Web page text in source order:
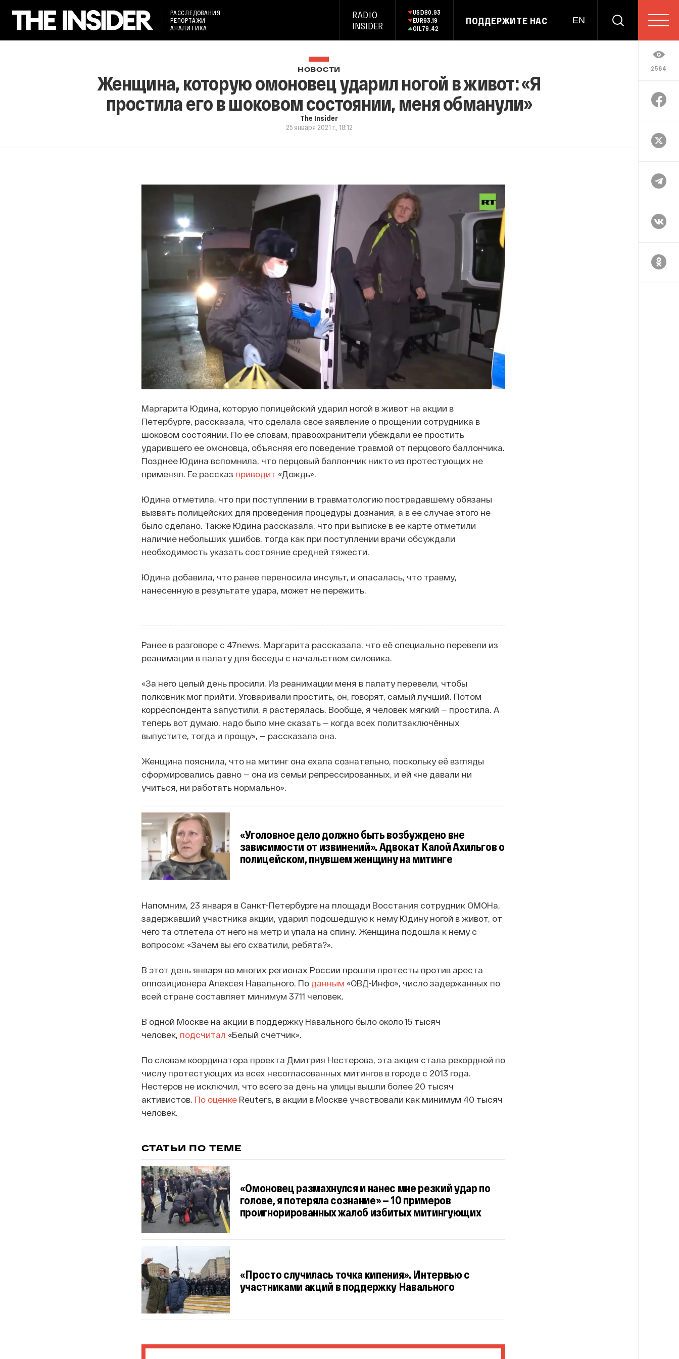
РАССЛЕДОВАНИЯ
РЕПОРТАЖИ
АНАЛИТИКА
RADIO
INSIDER
USD80.93
EUR93.19
OIL79.42
ПОДДЕРЖИТЕ НАС EN
2564
НОВОСТИ
Женщина, которую омоновец ударил ногой в живот: «Я
простила его в шоковом состоянии, меня обманули»
The Insider
25 января 2021 г., 18:12
Маргарита Юдина, которую полицейский ударил ногой в живот на акции в
Петербурге, рассказала, что сделала свое заявление о прощении сотрудника в
шоковом состоянии. По ее словам, правоохранители убеждали ее простить
ударившего ее омоновца, объясняя его поведение травмой от перцового баллончика.
Позднее Юдина вспомнила, что перцовый баллончик никто из протестующих не
применял. Ее рассказ приводит «Дождь».
Юдина отметила, что при поступлении в травматологию пострадавшему обязаны
вызвать полицейских для проведения процедуры дознания, а в ее случае этого не
было сделано. Также Юдина рассказала, что при выписке в ее карте отметили
наличие небольших ушибов, тогда как при поступлении врачи обсуждали
необходимость указать состояние средней тяжести.
Юдина добавила, что ранее переносила инсульт, и опасалась, что травму,
нанесенную в результате удара, может не пережить.
Ранее в разговоре с 47news. Маргарита рассказала, что её специально перевели из
реанимации в палату для беседы с начальством силовика.
«За него целый день просили. Из реанимации меня в палату перевели, чтобы
полковник мог прийти. Уговаривали простить, он, говорят, самый лучший. Потом
корреспондента запустили, я растерялась. Вообще, я человек мягкий — простила. А
теперь вот думаю, надо было мне сказать — когда всех политзаключённых
выпустите, тогда и прощу», — рассказала она.
Женщина пояснила, что на митинг она ехала сознательно, поскольку её взгляды
сформировались давно — она из семьи репрессированных, и ей «не давали ни
учиться, ни работать нормально».
«Уголовное дело должно быть возбуждено вне
зависимости от извинений». Адвокат Калой Ахильгов о
полицейском, пнувшем женщину на митинге
Напомним, 23 января в Санкт-Петербурге на площади Восстания сотрудник ОМОНа,
задержавший участника акции, ударил подошедшую к нему Юдину ногой в живот, от
чего та отлетела от него на метр и упала на спину. Женщина подошла к нему с
вопросом: «Зачем вы его схватили, ребята?».
В этот день января во многих регионах России прошли протесты против ареста
оппозиционера Алексея Навального. По данным «ОВД-Инфо», число задержанных по
всей стране составляет минимум 3711 человек.
В одной Москве на акции в поддержку Навального было около 15 тысяч
человек, подсчитал «Белый счетчик».
По словам координатора проекта Дмитрия Нестерова, эта акция стала рекордной по
числу протестующих из всех несогласованных митингов в городе с 2013 года.
Нестеров не исключил, что всего за день на улицы вышли более 20 тысяч
активистов. По оценкеReuters, в акции в Москве участвовали как минимум 40 тысяч
человек.
СТАТЬИ ПО ТЕМЕ
«Омоновец размахнулся и нанес мне резкий удар по
голове, я потеряла сознание» — 10 примеров
проигнорированных жалоб избитых митингующих
«Просто случилась точка кипения». Интервью с
участниками акций в поддержку Навального